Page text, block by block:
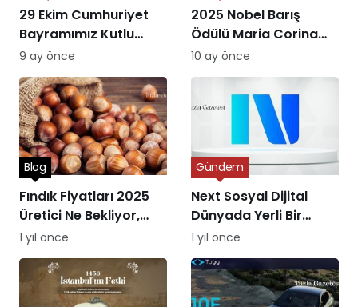
29 Ekim Cumhuriyet
Bayramımız Kutlu
Olsun
9 ay önce
2025 Nobel Barış
Ödülü Maria Corina
Machado’ya Verildi
10 ay önce
Fındık Fiyatları 2025
Üretici Ne Bekliyor,
Piyasa Ne Sunuyor?
Blog
1 yıl önce
Next Sosyal Dijital
Dünyada Yerli Bir
Alternatifin Doğuşu
Gündem
1 yıl önce